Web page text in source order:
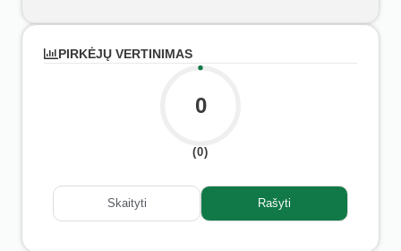
PIRKĖJŲ VERTINIMAS
0
(0)
Skaityti Rašyti